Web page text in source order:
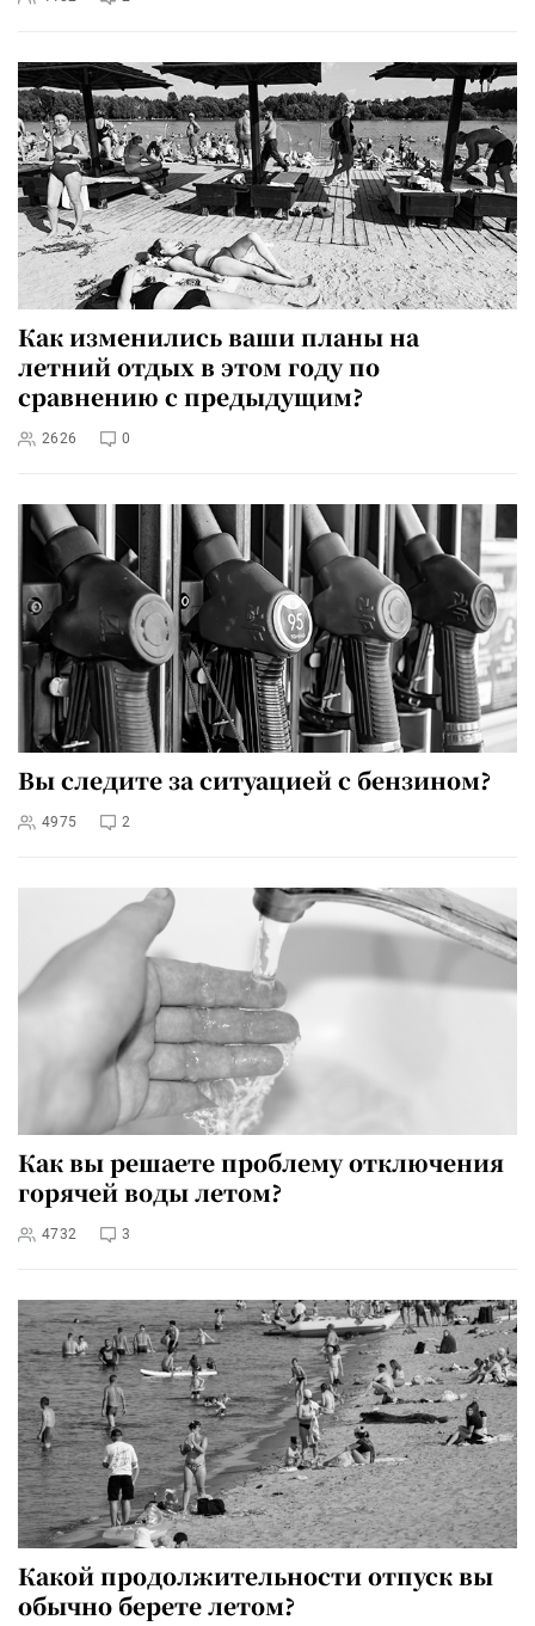
Как изменились ваши планы на
летний отдых в этом году по
сравнению с предыдущим?
2626 0
Вы следите за ситуацией с бензином?
4975 2
Как вы решаете проблему отключения
горячей воды летом?
4732 3
Какой продолжительности отпуск вы
обычно берете летом?